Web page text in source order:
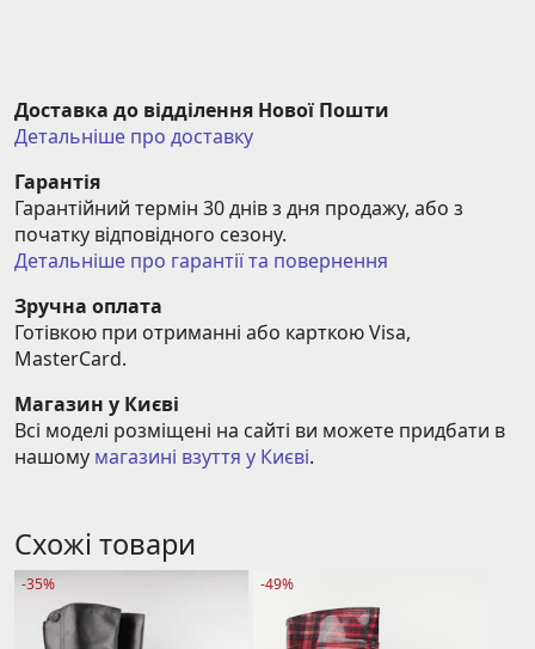
Доставка до відділення Нової Пошти
Детальніше про доставку
Гарантія
Гарантійний термін 30 днів з дня продажу, або з
початку відповідного сезону.
Детальніше про гарантії та повернення
Зручна оплата
Готівкою при отриманні або карткою Visa,
MasterCard.
Магазин у Києві
Всі моделі розміщені на сайті ви можете придбати в
нашому магазині взуття у Києві.
Схожі товари
-35% -49%